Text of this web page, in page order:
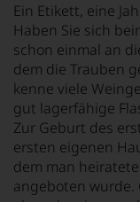
Ein Etikett, eine
Haben Sie sich
schon einmal an
dem die Trauben
kenne viele
gut lagerfähige
Zur Geburt des
ersten eigenen
dem man
angeboten wurde.